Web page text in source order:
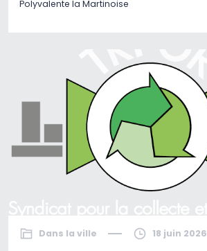
Polyvalente la Martinoise
Dans la ville 18 juin 2026